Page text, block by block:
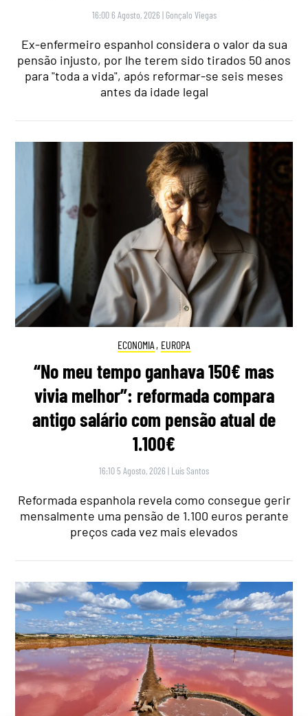
16:00 6 Agosto, 2026 | Gonçalo Viegas
Ex-enfermeiro espanhol considera o valor da sua
pensão injusto, por lhe terem sido tirados 50 anos
para "toda a vida", após reformar-se seis meses
antes da idade legal
ECONOMIA , EUROPA
“No meu tempo ganhava 150€ mas
vivia melhor”: reformada compara
antigo salário com pensão atual de
1.100€
16:10 5 Agosto, 2026 | Luís Santos
Reformada espanhola revela como consegue gerir
mensalmente uma pensão de 1.100 euros perante
preços cada vez mais elevados